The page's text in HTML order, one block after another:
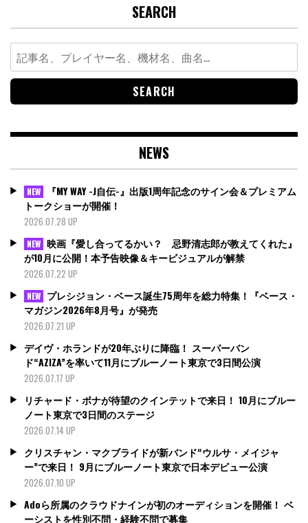
SEARCH
Search
for:
NEWS
NEW
『MY WAY -J自伝-』出版1周年記念のサイン会＆プレミアム
トークショーが開催！
2026.07.28 UP
NEW 映画『愛し合ってるかい？ 忌野清志郎が教えてくれた』
が10月に公開！本予告映像＆キービジュアルが解禁
2026.07.22 UP
NEW プレシジョン・ベース誕生75周年を総力特集！『ベース・
マガジン2026年8月号』が発売
2026.07.21 UP
デイヴ・ホランドが20年ぶりに降臨！ スーパーバン
ド“AZIZA”を率いて11月にブルーノート東京で3日間公演
2026.07.17 UP
リチャード・ボナが待望のクインテットで来日！ 10月にブルー
ノート東京で3日間のステージ
2026.07.14 UP
クリスチャン・マクブライドが新バンド“ウルサ・メイジャ
ー”で来日！ 9月にブルーノート東京で日本デビュー公演
2026.07.10 UP
Adoら所属のクラウドナインが初のオーディションを開催！ ベ
ーシストを性別不問・経験不問で募集